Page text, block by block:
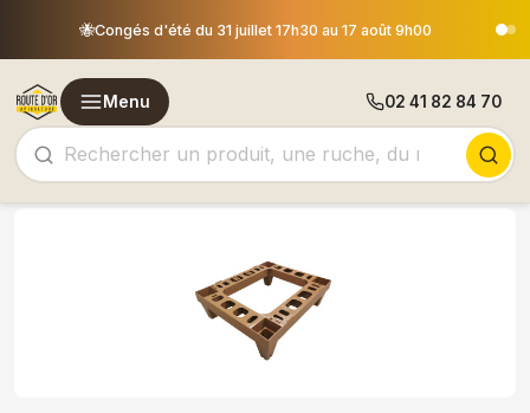
Congés d'été du 31 juillet 17h30 au 17 août 9h00 🐝 Les
Menu 02 41 82 84 70